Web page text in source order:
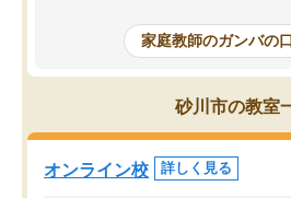
めて1年ほどだった今では平均点以
科目が増えてきました！あと1年受
であるので無料の週末教室を使用し
がら頑張って欲しいと思います！
家庭教師のガンバの
砂川市の教室
オンライン校 詳しく見る